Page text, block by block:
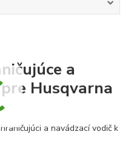
a
Husqvarna
a navádzací vodič k